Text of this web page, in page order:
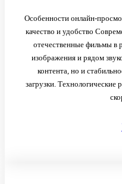
Особенности онлайн-
качество и удобство
отечественные фильмы в
изображения и рядом
контента, но и
загрузки. Технологические